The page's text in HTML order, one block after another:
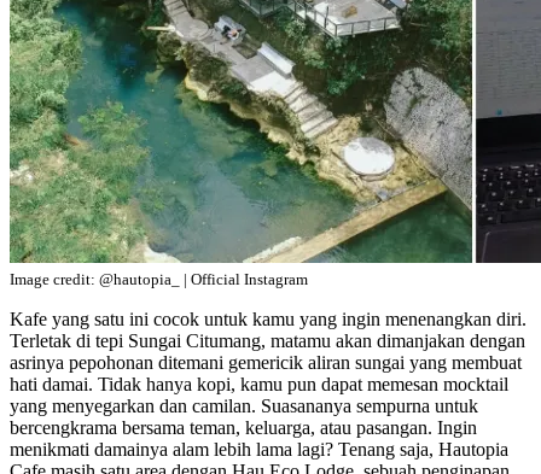
Image credit: @hautopia_ | Official Instagram
Kafe yang satu ini cocok untuk kamu yang ingin menenangkan diri.
Terletak di tepi Sungai Citumang, matamu akan dimanjakan dengan
asrinya pepohonan ditemani gemericik aliran sungai yang membuat
hati damai. Tidak hanya kopi, kamu pun dapat memesan mocktail
yang menyegarkan dan camilan. Suasananya sempurna untuk
bercengkrama bersama teman, keluarga, atau pasangan. Ingin
menikmati damainya alam lebih lama lagi? Tenang saja, Hautopia